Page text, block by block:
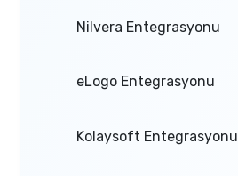
Nilvera Entegrasyonu
eLogo Entegrasyonu
Kolaysoft Entegrasyonu